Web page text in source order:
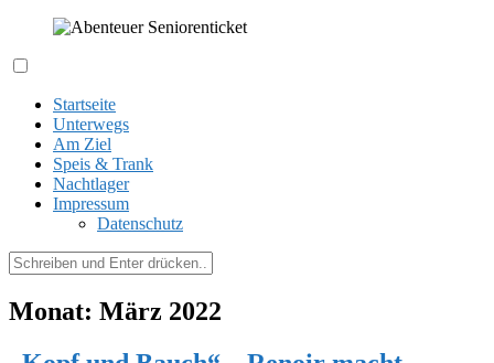
springen
Startseite
Unterwegs
Am Ziel
Speis & Trank
Nachtlager
Impressum
Datenschutz
Suchen
nach:
Monat: März 2022